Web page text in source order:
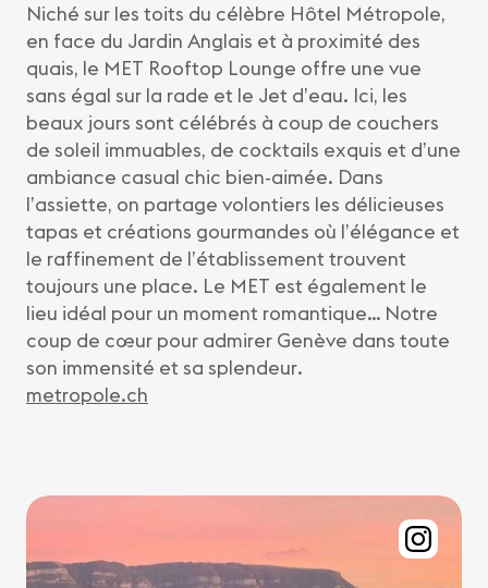
Niché sur les toits du célèbre Hôtel Métropole,
en face du Jardin Anglais et à proximité des
quais, le MET Rooftop Lounge offre une vue
sans égal sur la rade et le Jet d’eau. Ici, les
beaux jours sont célébrés à coup de couchers
de soleil immuables, de cocktails exquis et d’une
ambiance casual chic bien-aimée. Dans
l’assiette, on partage volontiers les délicieuses
tapas et créations gourmandes où l’élégance et
le raffinement de l’établissement trouvent
toujours une place. Le MET est également le
lieu idéal pour un moment romantique… Notre
coup de cœur pour admirer Genève dans toute
son immensité et sa splendeur.
metropole.ch